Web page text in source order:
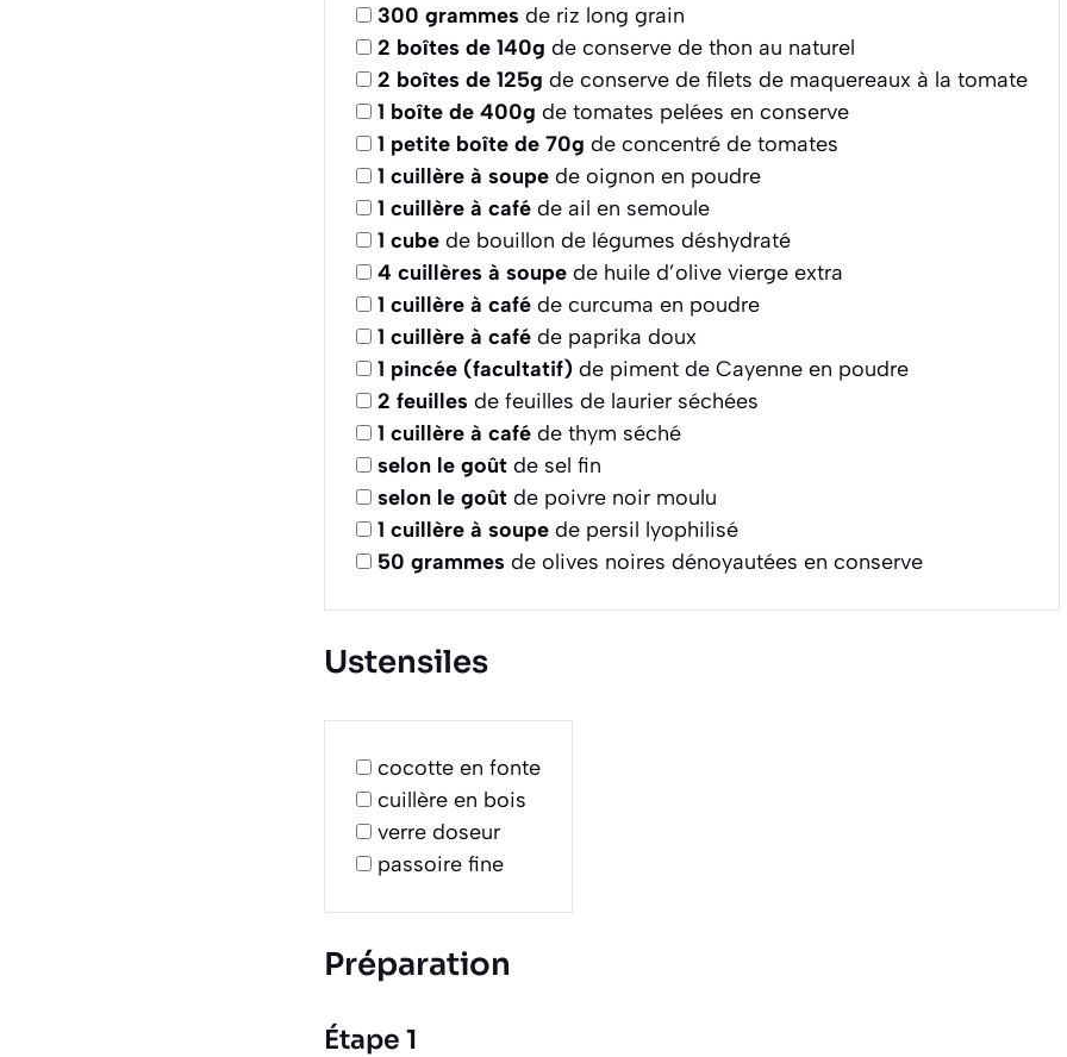
300 grammes de riz long grain
2 boîtes de 140g de conserve de thon au naturel
2 boîtes de 125g de conserve de filets de maquereaux à la tomate
1 boîte de 400g de tomates pelées en conserve
1 petite boîte de 70g de concentré de tomates
1 cuillère à soupe de oignon en poudre
1 cuillère à café de ail en semoule
1 cube de bouillon de légumes déshydraté
4 cuillères à soupe de huile d’olive vierge extra
1 cuillère à café de curcuma en poudre
1 cuillère à café de paprika doux
1 pincée (facultatif) de piment de Cayenne en poudre
2 feuilles de feuilles de laurier séchées
1 cuillère à café de thym séché
selon le goût de sel fin
selon le goût de poivre noir moulu
1 cuillère à soupe de persil lyophilisé
50 grammes de olives noires dénoyautées en conserve
Ustensiles
cocotte en fonte
cuillère en bois
verre doseur
passoire fine
Préparation
Étape 1